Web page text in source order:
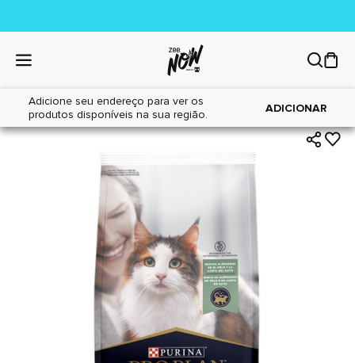
Adicione seu endereço para ver os
produtos disponíveis na sua região.
ADICIONAR
Home|Gatos|Alimentos